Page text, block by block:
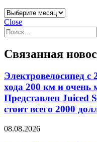
Архивы
Close
Найти:
Связанная
Электровелосипед с
хода 200 км и
Представлен Juiced
стоит всего 2000
08.08.2026